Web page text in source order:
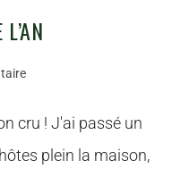
cru ! J'ai passé un
plein la maison,